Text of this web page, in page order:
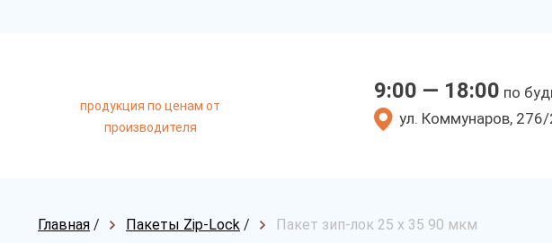
продукция по ценам от
производителя
9:00 — 18:00 по
ул. Коммунаров, 276/
Главная / Пакеты Zip-Lock / Пакет зип-лок 25 х 35 90 мкм